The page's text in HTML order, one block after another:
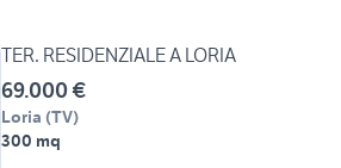
TER. RESIDENZIALE A LORIA
69.000 €
Loria (TV)
300 mq